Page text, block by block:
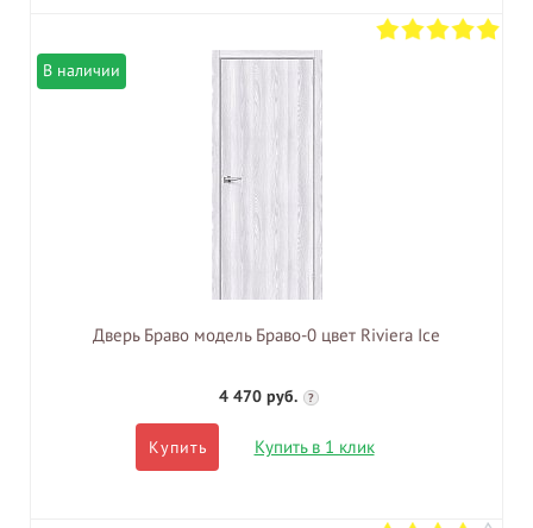
В наличии
Дверь Браво модель Браво-0 цвет Riviera Ice
4 470 руб. ?
Купить Купить в 1 клик